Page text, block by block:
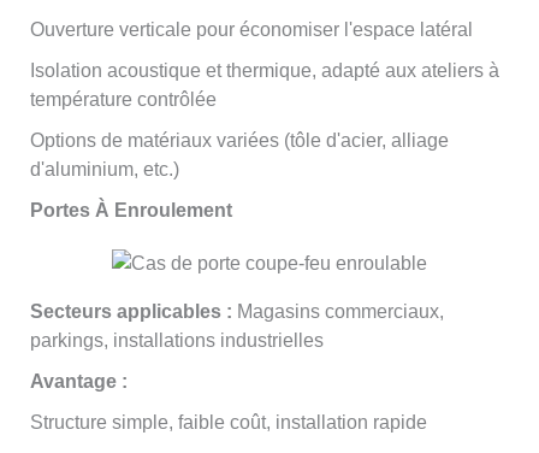
Ouverture verticale pour économiser l'espace latéral
Isolation acoustique et thermique, adapté aux ateliers à
température contrôlée
Options de matériaux variées (tôle d'acier, alliage
d'aluminium, etc.)
Portes À Enroulement
Secteurs applicables : Magasins commerciaux,
parkings, installations industrielles
Avantage :
Structure simple, faible coût, installation rapide